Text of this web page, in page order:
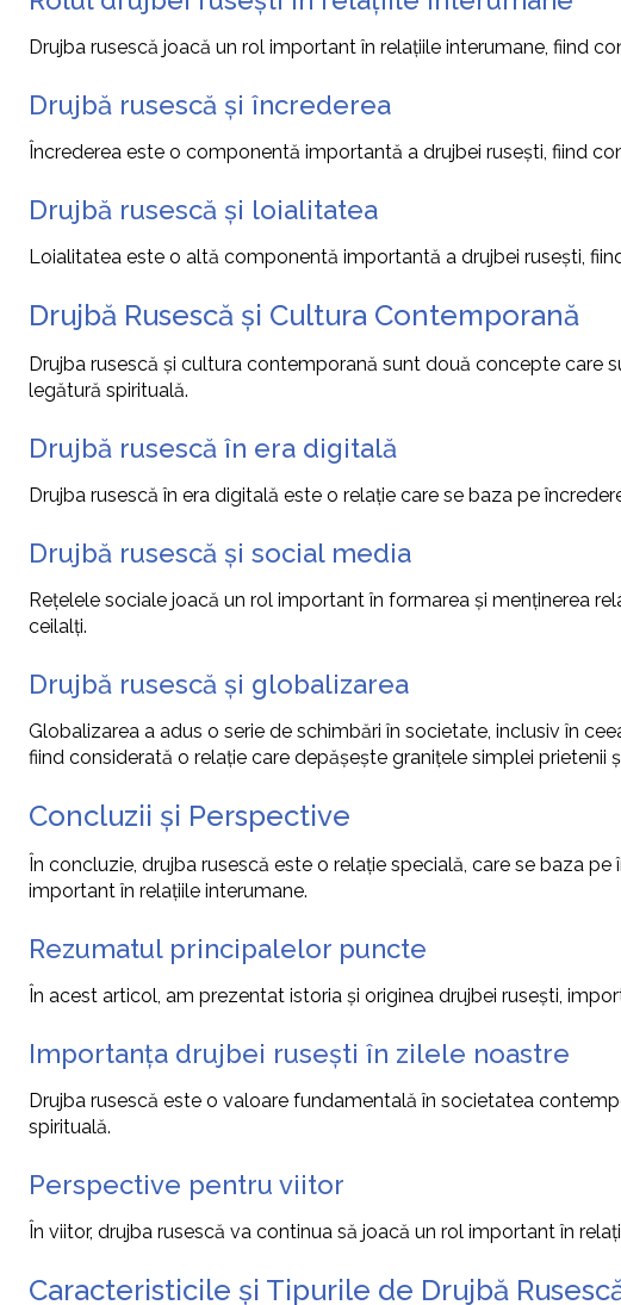
Drujba rusescă joacă un rol important în relațiile interumane, fiind
Drujbă rusescă și încrederea
Încrederea este o componentă importantă a drujbei rusești, fiind
Drujbă rusescă și loialitatea
Loialitatea este o altă componentă importantă a drujbei rusești,
Drujbă Rusescă și Cultura Contemporană
Drujba rusescă și cultura contemporană sunt două concepte care
legătură spirituală.
Drujbă rusescă în era digitală
Drujba rusescă în era digitală este o relație care se baza pe
Drujbă rusescă și social media
Rețelele sociale joacă un rol important în formarea și menținerea
ceilalți.
Drujbă rusescă și globalizarea
Globalizarea a adus o serie de schimbări în societate, inclusiv în
fiind considerată o relație care depășește granițele simplei prietenii
Concluzii și Perspective
În concluzie, drujba rusescă este o relație specială, care se baza
important în relațiile interumane.
Rezumatul principalelor puncte
În acest articol, am prezentat istoria și originea drujbei rusești,
Importanța drujbei rusești în zilele noastre
Drujba rusescă este o valoare fundamentală în societatea
spirituală.
Perspective pentru viitor
În viitor, drujba rusescă va continua să joacă un rol important în
Caracteristicile și Tipurile de Drujbă